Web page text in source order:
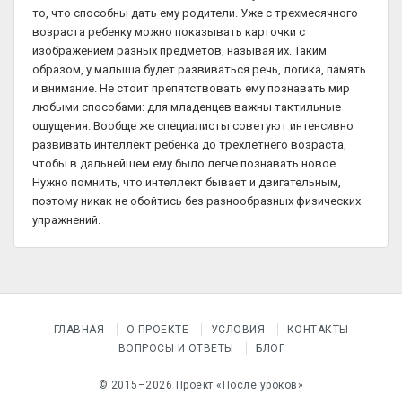
то, что способны дать ему родители. Уже с трехмесячного
возраста ребенку можно показывать карточки с
изображением разных предметов, называя их. Таким
образом, у малыша будет развиваться речь, логика, память
и внимание. Не стоит препятствовать ему познавать мир
любыми способами: для младенцев важны тактильные
ощущения. Вообще же специалисты советуют интенсивно
развивать интеллект ребенка до трехлетнего возраста,
чтобы в дальнейшем ему было легче познавать новое.
Нужно помнить, что интеллект бывает и двигательным,
поэтому никак не обойтись без разнообразных физических
упражнений.
ГЛАВНАЯ О ПРОЕКТЕ УСЛОВИЯ
КОНТАКТЫ
ВОПРОСЫ И ОТВЕТЫ
БЛОГ
© 2015–2026 Проект «После уроков»